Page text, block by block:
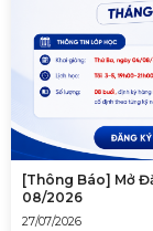
[Thông Báo] Mở
08/2026
27/07/2026